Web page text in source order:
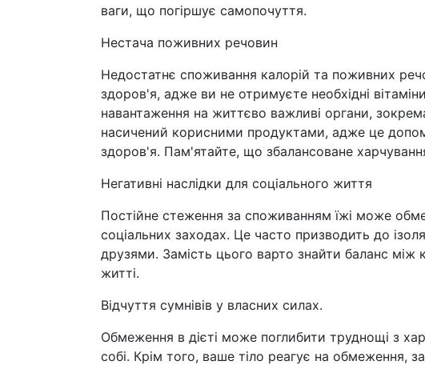
ваги, що погіршує самопочуття.
Нестача поживних речовин
Недостатнє споживання калорій та поживних
здоров'я, адже ви не отримуєте необхідні
навантаження на життєво важливі органи,
насичений корисними продуктами, адже це
здоров'я. Пам'ятайте, що збалансоване
Негативні наслідки для соціального життя
Постійне стеження за споживанням їжі може
соціальних заходах. Це часто призводить до
друзями. Замість цього варто знайти баланс
житті.
Відчуття сумнівів у власних силах.
Обмеження в дієті може поглибити труднощі з
собі. Крім того, ваше тіло реагує на